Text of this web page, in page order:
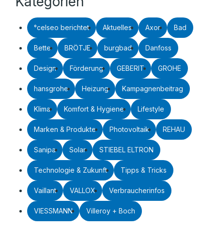
°celseo berichtet Aktuelles Axor Bad
Bette BRÖTJE burgbad Danfoss
Design Förderung GEBERIT GROHE
hansgrohe Heizung Kampagnenbeitrag
Klima Komfort & Hygiene Lifestyle
Marken & Produkte Photovoltaik REHAU
Sanipa Solar STIEBEL ELTRON
Technologie & Zukunft Tipps & Tricks
Vaillant VALLOX Verbraucherinfos
VIESSMANN Villeroy + Boch